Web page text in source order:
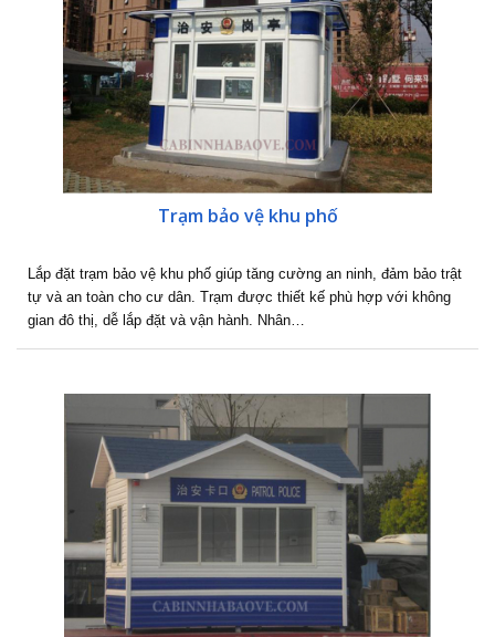
Trạm bảo vệ khu phố
Lắp đặt trạm bảo vệ khu phố giúp tăng cường an ninh, đảm bảo trật
tự và an toàn cho cư dân. Trạm được thiết kế phù hợp với không
gian đô thị, dễ lắp đặt và vận hành. Nhân…